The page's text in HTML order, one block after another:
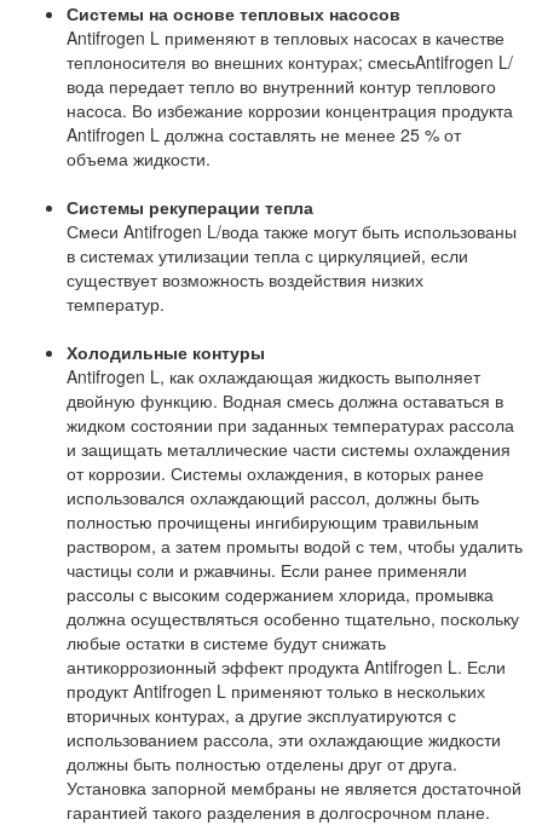
Системы на основе тепловых насосов
Antifrogen L применяют в тепловых насосах в качестве
теплоносителя во внешних контурах; смесьAntifrogen L/
вода передает тепло во внутренний контур теплового
насоса. Во избежание коррозии концентрация продукта
Antifrogen L должна составлять не менее 25 % от
объема жидкости.
Системы рекуперации тепла
Смеси Antifrogen L/вода также могут быть использованы
в системах утилизации тепла с циркуляцией, если
существует возможность воздействия низких
температур.
Холодильные контуры
Antifrogen L, как охлаждающая жидкость выполняет
двойную функцию. Водная смесь должна оставаться в
жидком состоянии при заданных температурах рассола
и защищать металлические части системы охлаждения
от коррозии. Системы охлаждения, в которых ранее
использовался охлаждающий рассол, должны быть
полностью прочищены ингибирующим травильным
раствором, а затем промыты водой с тем, чтобы удалить
частицы соли и ржавчины. Если ранее применяли
рассолы с высоким содержанием хлорида, промывка
должна осуществляться особенно тщательно, поскольку
любые остатки в системе будут снижать
антикоррозионный эффект продукта Antifrogen L. Если
продукт Antifrogen L применяют только в нескольких
вторичных контурах, а другие эксплуатируются с
использованием рассола, эти охлаждающие жидкости
должны быть полностью отделены друг от друга.
Установка запорной мембраны не является достаточной
гарантией такого разделения в долгосрочном плане.